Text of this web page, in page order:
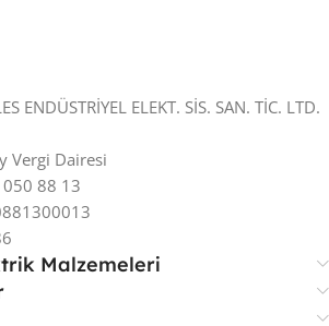
ENDÜSTRİYEL ELEKT. SİS. SAN. TİC. LTD.
Vergi Dairesi
88 13
Malzemeleri